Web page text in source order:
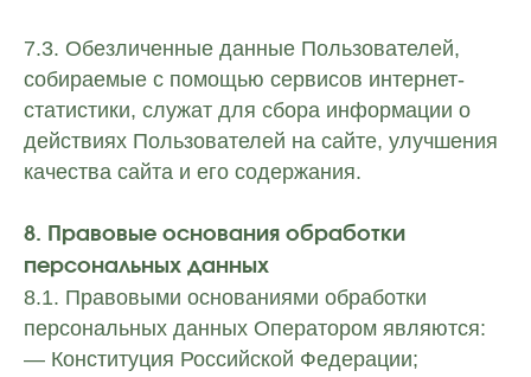
7.3. Обезличенные данные Пользователей,
собираемые с помощью сервисов интернет-
статистики, служат для сбора информации о
действиях Пользователей на сайте, улучшения
качества сайта и его содержания.
8. Правовые основания обработки
персональных данных
8.1. Правовыми основаниями обработки
персональных данных Оператором являются:
— Конституция Российской Федерации;